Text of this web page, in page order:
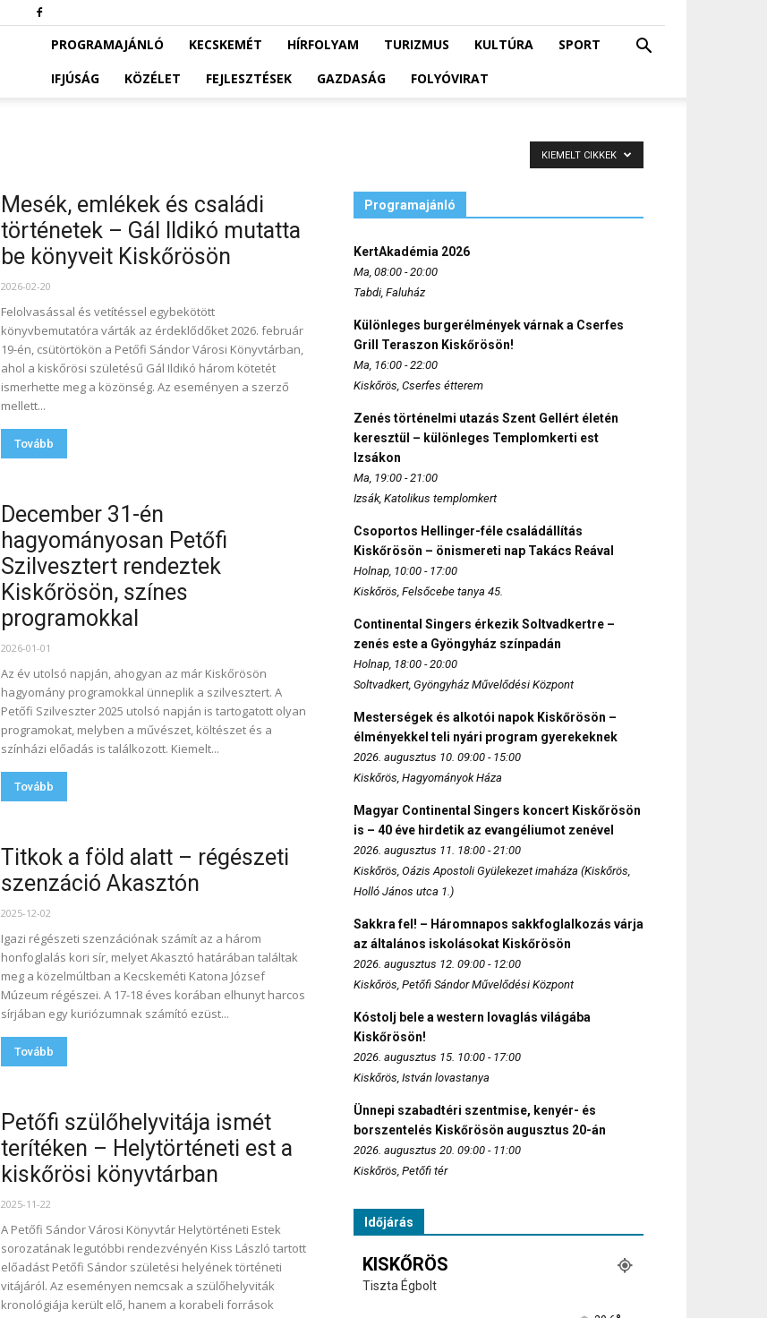
PROGRAMAJÁNLÓ KECSKEMÉT HÍRFOLYAM TURIZMUS KULTÚRA
SPORT
IFJÚSÁG
KÖZÉLET FEJLESZTÉSEK GAZDASÁG FOLYÓVIRAT
KIEMELT CIKKEK
Mesék, emlékek és családi
történetek – Gál Ildikó mutatta
be könyveit Kiskőrösön
2026-02-20
Felolvasással és vetítéssel egybekötött
könyvbemutatóra várták az érdeklődőket 2026. február
19-én, csütörtökön a Petőfi Sándor Városi Könyvtárban,
ahol a kiskőrösi születésű Gál Ildikó három kötetét
ismerhette meg a közönség. Az eseményen a szerző
mellett...
Tovább
December 31-én
hagyományosan Petőfi
Szilvesztert rendeztek
Kiskőrösön, színes
programokkal
2026-01-01
Az év utolsó napján, ahogyan az már Kiskőrösön
hagyomány programokkal ünneplik a szilvesztert. A
Petőfi Szilveszter 2025 utolsó napján is tartogatott olyan
programokat, melyben a művészet, költészet és a
színházi előadás is találkozott. Kiemelt...
Tovább
Titkok a föld alatt – régészeti
szenzáció Akasztón
2025-12-02
Igazi régészeti szenzációnak számít az a három
honfoglalás kori sír, melyet Akasztó határában találtak
meg a közelmúltban a Kecskeméti Katona József
Múzeum régészei. A 17-18 éves korában elhunyt harcos
sírjában egy kuriózumnak számító ezüst...
Tovább
Petőfi szülőhelyvitája ismét
terítéken – Helytörténeti est a
kiskőrösi könyvtárban
2025-11-22
A Petőfi Sándor Városi Könyvtár Helytörténeti Estek
sorozatának legutóbbi rendezvényén Kiss László tartott
előadást Petőfi Sándor születési helyének történeti
vitájáról. Az eseményen nemcsak a szülőhelyviták
kronológiája került elő, hanem a korabeli források
Programajánló
KertAkadémia 2026
Ma, 08:00 - 20:00
Tabdi, Faluház
Különleges burgerélmények várnak a Cserfes
Grill Teraszon Kiskőrösön!
Ma, 16:00 - 22:00
Kiskőrös, Cserfes étterem
Zenés történelmi utazás Szent Gellért életén
keresztül – különleges Templomkerti est
Izsákon
Ma, 19:00 - 21:00
Izsák, Katolikus templomkert
Csoportos Hellinger-féle családállítás
Kiskőrösön – önismereti nap Takács Reával
Holnap, 10:00 - 17:00
Kiskőrös, Felsőcebe tanya 45.
Continental Singers érkezik Soltvadkertre –
zenés este a Gyöngyház színpadán
Holnap, 18:00 - 20:00
Soltvadkert, Gyöngyház Művelődési Központ
Mesterségek és alkotói napok Kiskőrösön –
élményekkel teli nyári program gyerekeknek
2026. augusztus 10. 09:00 - 15:00
Kiskőrös, Hagyományok Háza
Magyar Continental Singers koncert Kiskőrösön
is – 40 éve hirdetik az evangéliumot zenével
2026. augusztus 11. 18:00 - 21:00
Kiskőrös, Oázis Apostoli Gyülekezet imaháza (Kiskőrös,
Holló János utca 1.)
Sakkra fel! – Háromnapos sakkfoglalkozás várja
az általános iskolásokat Kiskőrösön
2026. augusztus 12. 09:00 - 12:00
Kiskőrös, Petőfi Sándor Művelődési Központ
Kóstolj bele a western lovaglás világába
Kiskőrösön!
2026. augusztus 15. 10:00 - 17:00
Kiskőrös, István lovastanya
Ünnepi szabadtéri szentmise, kenyér- és
borszentelés Kiskőrösön augusztus 20-án
2026. augusztus 20. 09:00 - 11:00
Kiskőrös, Petőfi tér
Időjárás
KISKŐRÖS
Tiszta Égbolt